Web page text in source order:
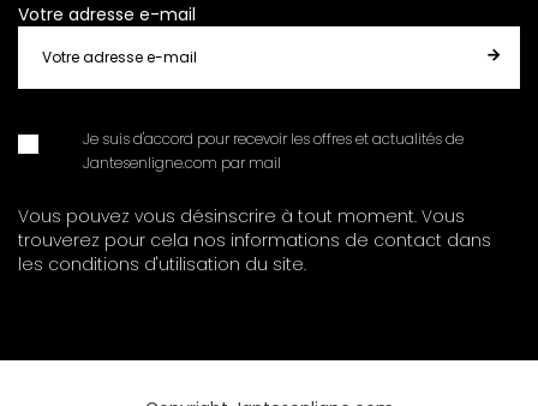
Votre adresse e-mail
Je suis d'accord pour recevoir les offres et actualités de
Jantesenligne.com par mail
Vous pouvez vous désinscrire à tout moment. Vous
trouverez pour cela nos informations de contact dans
les conditions d'utilisation du site.